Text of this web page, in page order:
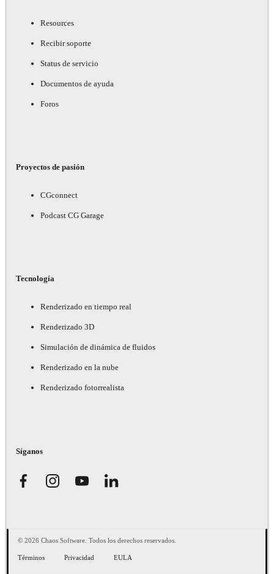
Resources
Recibir soporte
Status de servicio
Documentos de ayuda
Foros
Proyectos de pasión
CGconnect
Podcast CG Garage
Tecnología
Renderizado en tiempo real
Renderizado 3D
Simulación de dinámica de fluidos
Renderizado en la nube
Renderizado fotorrealista
Síganos
© 2026 Chaos Software. Todos los derechos reservados.
Términos Privacidad EULA